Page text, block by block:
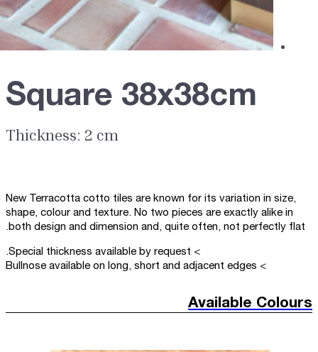
Square 38x38cm
Thickness: 2 cm
New Terracotta cotto tiles are known for its variation in size,
shape, colour and texture. No two pieces are exactly alike in
both design and dimension and, quite often, not perfectly flat.
> Special thickness available by request.
> Bullnose available on long, short and adjacent edges
Available Colours